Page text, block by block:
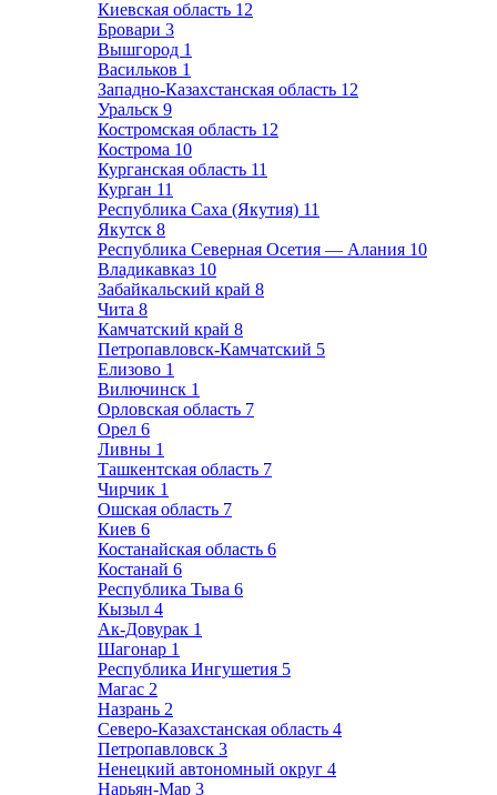
Киевская область 12
Бровари 3
Вышгород 1
Васильков 1
Западно-Казахстанская область 12
Уральск 9
Костромская область 12
Кострома 10
Курганская область 11
Курган 11
Республика Саха (Якутия) 11
Якутск 8
Республика Северная Осетия — Алания 10
Владикавказ 10
Забайкальский край 8
Чита 8
Камчатский край 8
Петропавловск-Камчатский 5
Елизово 1
Вилючинск 1
Орловская область 7
Орел 6
Ливны 1
Ташкентская область 7
Чирчик 1
Ошская область 7
Киев 6
Костанайская область 6
Костанай 6
Республика Тыва 6
Кызыл 4
Ак-Довурак 1
Шагонар 1
Республика Ингушетия 5
Магас 2
Назрань 2
Северо-Казахстанская область 4
Петропавловск 3
Ненецкий автономный округ 4
Нарьян-Мар 3